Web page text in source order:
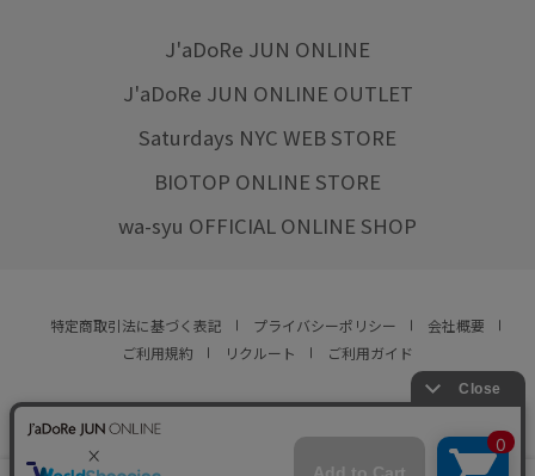
J'aDoRe JUN ONLINE
J'aDoRe JUN ONLINE OUTLET
Saturdays NYC WEB STORE
BIOTOP ONLINE STORE
wa-syu OFFICIAL ONLINE SHOP
特定商取引法に基づく表記 プライバシーポリシー
会社概要
ご利用規約
リクルート ご利用ガイド
© JUN CO.,LTD. ALL RIGHTS RESERVED.